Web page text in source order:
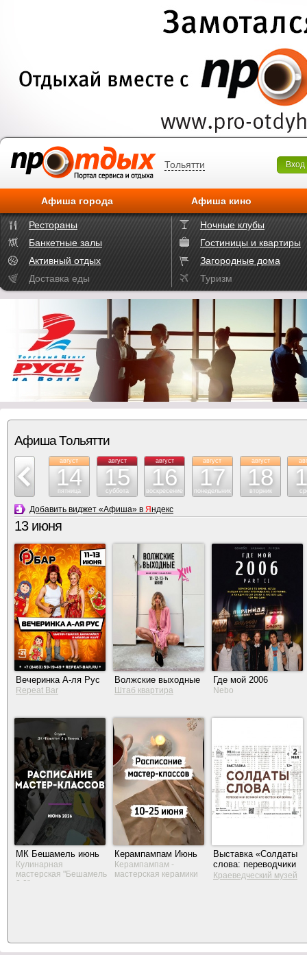
Тольятти Вход
Афиша города Афиша кино
Рестораны
Ночные клубы
Банкетные залы
Гостиницы и квартиры
Активный отдых
Загородные дома
Доставка еды
Туризм
Афиша Тольятти
13
август
14
пятница
август
15
суббота
август
16
воскресение
август
17
понедельник
август
18
вторник
Добавить виджет «Афиша» в Яндекс
13 июня
Вечеринка А-ля Рус
Repeat Bar
Волжские выходные
Штаб квартира
Где мой 2006
Nebo
МК Бешамель июнь
Кулинарная
мастерская "Бешамель
2.0"
Керампампам Июнь
Керампампам -
мастерская керамики
Выставка «Солдаты
слова: переводчики
Великой
Краеведческий музей